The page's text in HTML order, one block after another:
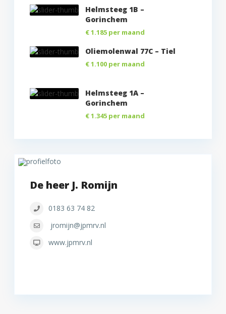
Helmsteeg 1B –
Gorinchem
€ 1.185 per maand
Oliemolenwal 77C – Tiel
€ 1.100 per maand
Helmsteeg 1A –
Gorinchem
€ 1.345 per maand
De heer J. Romijn
0183 63 74 82
jromijn@jpmrv.nl
www.jpmrv.nl